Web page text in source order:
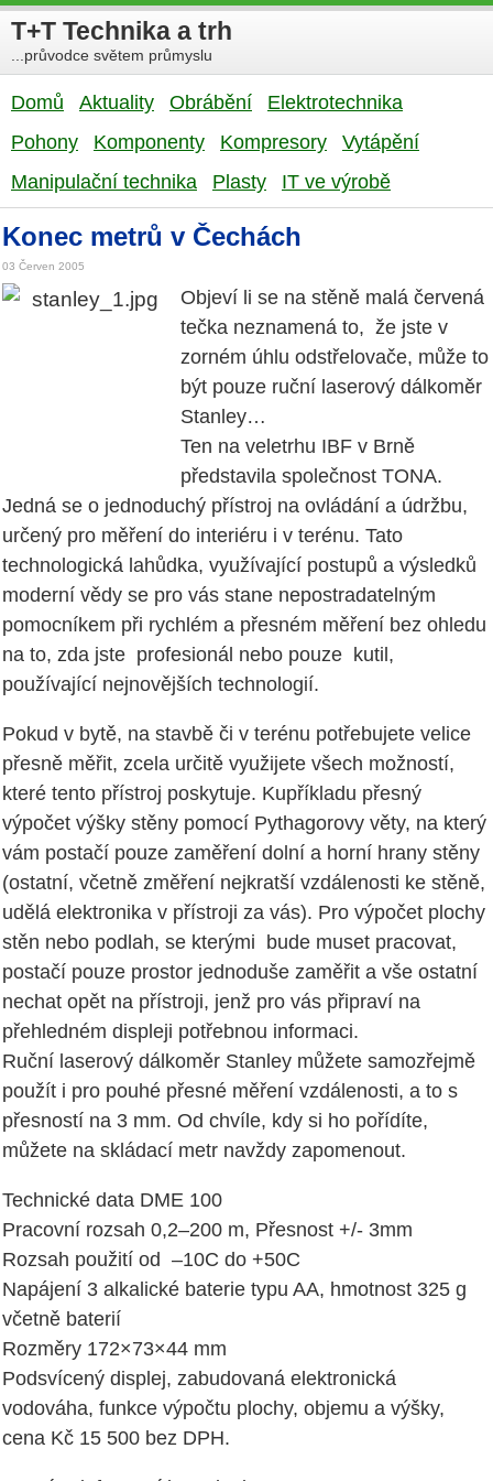
T+T Technika a trh
...průvodce světem průmyslu
Domů Aktuality Obrábění
Elektrotechnika
Pohony
Komponenty Kompresory
Vytápění
Manipulační technika
Plasty IT ve výrobě
Konec metrů v Čechách
03 Červen 2005
Objeví li se na stěně malá červená
tečka neznamená to, že jste v
zorném úhlu odstřelovače, může to
být pouze ruční laserový dálkoměr
Stanley…
Ten na veletrhu IBF v Brně
představila společnost TONA.
Jedná se o jednoduchý přístroj na ovládání a údržbu,
určený pro měření do interiéru i v terénu. Tato
technologická lahůdka, využívající postupů a výsledků
moderní vědy se pro vás stane nepostradatelným
pomocníkem při rychlém a přesném měření bez ohledu
na to, zda jste profesionál nebo pouze kutil,
používající nejnovějších technologií.
Pokud v bytě, na stavbě či v terénu potřebujete velice
přesně měřit, zcela určitě využijete všech možností,
které tento přístroj poskytuje. Kupříkladu přesný
výpočet výšky stěny pomocí Pythagorovy věty, na který
vám postačí pouze zaměření dolní a horní hrany stěny
(ostatní, včetně změření nejkratší vzdálenosti ke stěně,
udělá elektronika v přístroji za vás). Pro výpočet plochy
stěn nebo podlah, se kterými bude muset pracovat,
postačí pouze prostor jednoduše zaměřit a vše ostatní
nechat opět na přístroji, jenž pro vás připraví na
přehledném displeji potřebnou informaci.
Ruční laserový dálkoměr Stanley můžete samozřejmě
použít i pro pouhé přesné měření vzdálenosti, a to s
přesností na 3 mm. Od chvíle, kdy si ho pořídíte,
můžete na skládací metr navždy zapomenout.
Technické data DME 100
Pracovní rozsah 0,2–200 m, Přesnost +/- 3mm
Rozsah použití od –10C do +50C
Napájení 3 alkalické baterie typu AA, hmotnost 325 g
včetně baterií
Rozměry 172×73×44 mm
Podsvícený displej, zabudovaná elektronická
vodováha, funkce výpočtu plochy, objemu a výšky,
cena Kč 15 500 bez DPH.